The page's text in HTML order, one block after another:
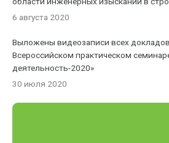
6 августа 2020
Выложены видеозаписи всех
Всероссийском практическом
деятельность-2020»
30 июля 2020